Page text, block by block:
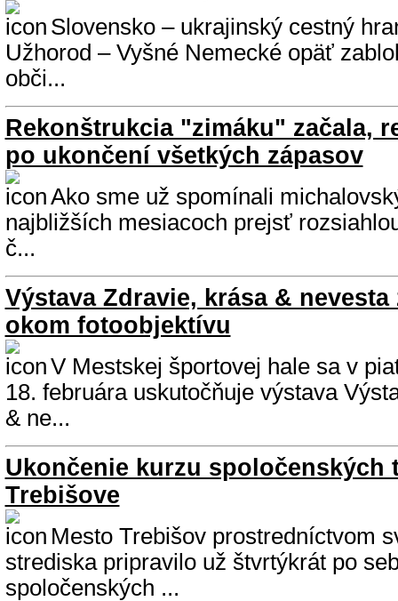
Slovensko – ukrajinský cestný
Užhorod – Vyšné Nemecké opäť
obči...
Rekonštrukcia "zimáku" začala,
po ukončení všetkých zápasov
Ako sme už spomínali
najbližších mesiacoch prejsť
č...
Výstava Zdravie, krása & nevesta
okom fotoobjektívu
V Mestskej športovej hale sa v
18. februára uskutočňuje výstava
& ne...
Ukončenie kurzu spoločenských
Trebišove
Mesto Trebišov prostredníctvom
strediska pripravilo už štvrtýkrát po
spoločenských ...